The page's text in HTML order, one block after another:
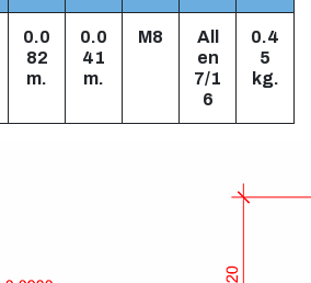
0.0
82
m.
0.0
41
m.
M8
All
en
7/1
6
0.4
5
kg.